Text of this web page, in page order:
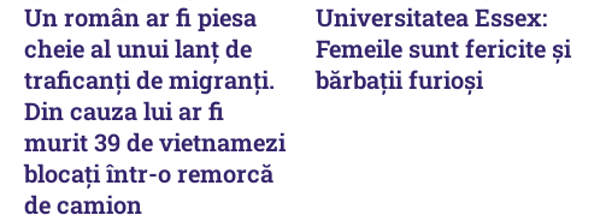
Un român ar fi piesa
cheie al unui lanț de
traficanți de migranți.
Din cauza lui ar fi
murit 39 de vietnamezi
blocați într-o remorcă
de camion
Universitatea Essex:
Femeile sunt fericite și
bărbații furioși